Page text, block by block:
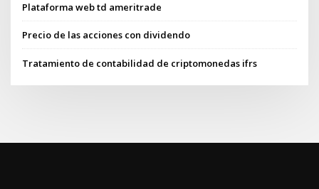
Plataforma web td ameritrade
Precio de las acciones con dividendo
Tratamiento de contabilidad de criptomonedas ifrs